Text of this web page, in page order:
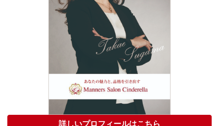
詳しいプロフィールはこちら